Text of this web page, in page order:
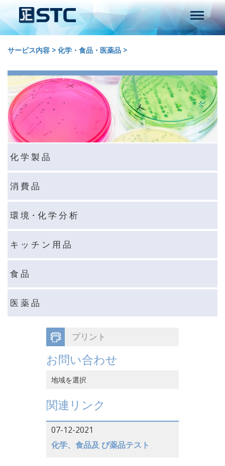
サービス内容 > 化学・食品・医薬品 >
化 学 製 品
消 費 品
環 境・化 学 分 析
キ ッ チ ン 用 品
食 品
医 薬 品
プリント
お問い合わせ
地域を選択
中国香港
ベトナム
関連リンク
07-12-2021
化学、食品及 び薬品テスト